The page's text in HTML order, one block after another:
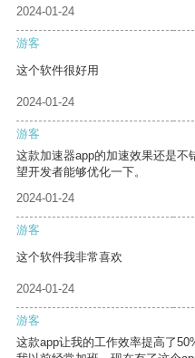
2024-01-24
游客
这个软件很好用
2024-01-24
游客
这款加速器app的加速效果还是
望开发者能够优化一下。
2024-01-24
游客
这个软件我非常喜欢
2024-01-24
游客
这款app让我的工作效率提高了